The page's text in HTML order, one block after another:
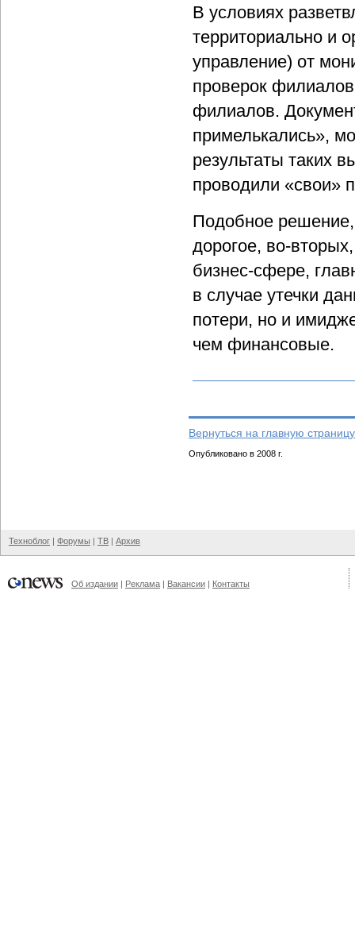
В условиях
территориально и
управление) от
проверок
филиалов.
примелькались»,
результаты таких
проводили «свои»
Подобное решение,
дорогое, во-
бизнес-сфере,
в случае утечки
потери, но и
чем финансовые.
Вернуться на главную
Опубликовано в 2008 г.
Техноблог | Форумы | ТВ | Архив
Об издании | Реклама | Вакансии | Контакты